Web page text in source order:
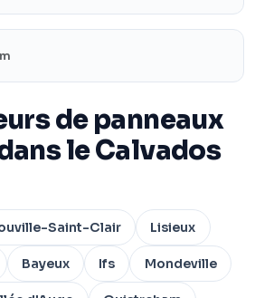
de panneaux
le Calvados
Saint-Clair Lisieux
Bayeux Ifs Mondeville